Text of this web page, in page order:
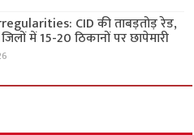
CID की ताबड़तोड़ रेड,
में 15-20 ठिकानों पर छापेमारी